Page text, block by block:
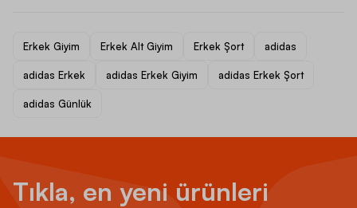
Erkek Giyim Erkek Alt Giyim Erkek Şort adidas
adidas Erkek adidas Erkek Giyim adidas Erkek Şort
adidas Günlük
Tıkla, en yeni ürünleri